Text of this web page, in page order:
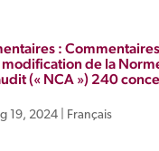
:
de la
(« NCA ») 240
19, 2024| Français